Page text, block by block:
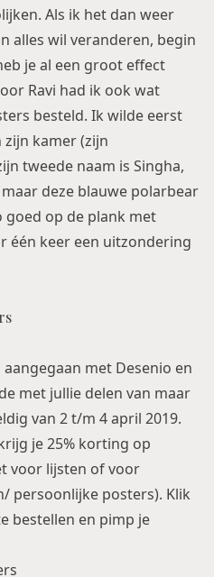
Als ik het dan weer
alles wil veranderen, begin
je al een groot effect
Ravi had ik ook wat
besteld. Ik wilde eerst
kamer (zijn
tweede naam is Singha,
deze blauwe polarbear
goed op de plank met
één keer een uitzondering
met Desenio en
met jullie delen van maar
van 2 t/m 4 april 2019.
je 25% korting op
voor lijsten of voor
persoonlijke posters). Klik
bestellen en pimp je